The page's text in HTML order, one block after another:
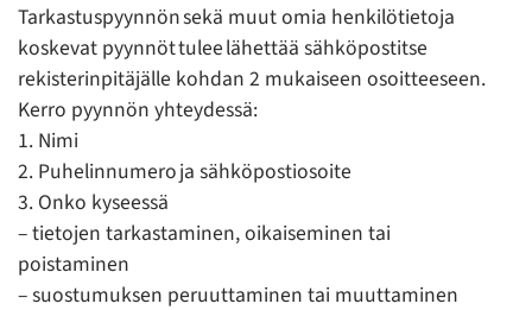
Tarkastuspyynnön sekä muut omia henkilötietoja
koskevat pyynnöt tulee lähettää sähköpostitse
rekisterinpitäjälle kohdan 2 mukaiseen osoitteeseen.
Kerro pyynnön yhteydessä:
1. Nimi
2. Puhelinnumero ja sähköpostiosoite
3. Onko kyseessä
– tietojen tarkastaminen, oikaiseminen tai
poistaminen
– suostumuksen peruuttaminen tai muuttaminen